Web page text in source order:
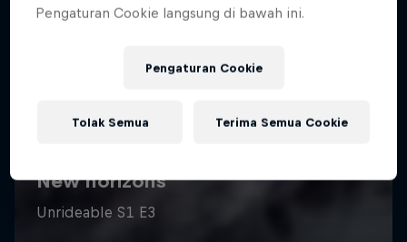
Pengaturan Cookie langsung di bawah ini.
Pengaturan Cookie
Tolak Semua Terima Semua Cookie